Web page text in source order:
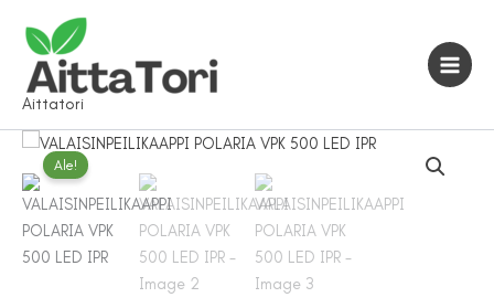
sisältöön
Aittatori
Ale!